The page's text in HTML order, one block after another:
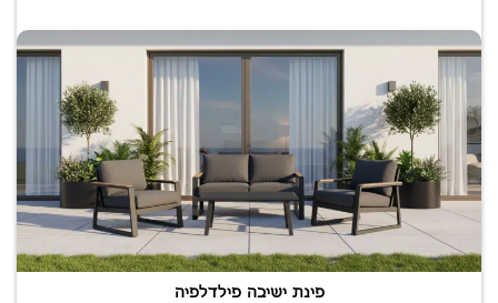
פינת ישיבה פילדלפיה